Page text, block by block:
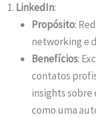
LinkedIn:
Propósito:
networking e
Benefícios:
contatos
insights
como uma